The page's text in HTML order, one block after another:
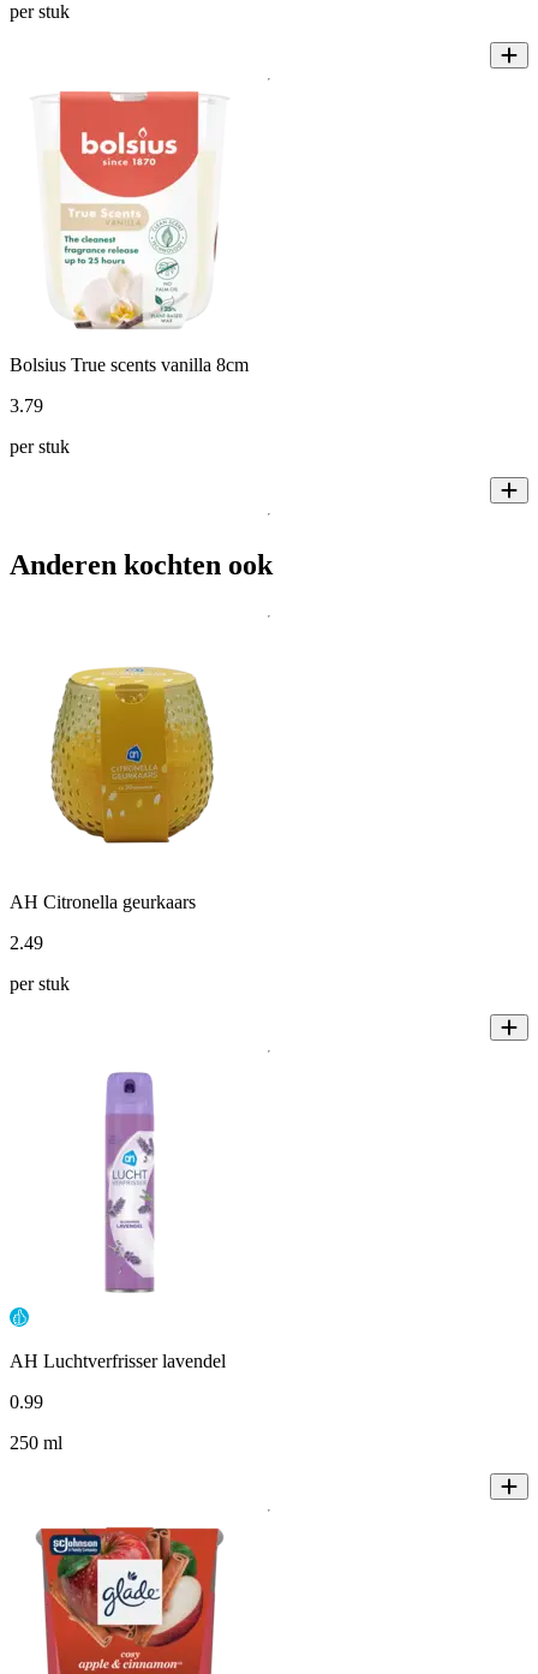
per stuk
Bolsius True scents vanilla 8cm
3.79
per stuk
Anderen kochten ook
AH Citronella geurkaars
2.49
per stuk
AH Luchtverfrisser lavendel
0.99
250 ml